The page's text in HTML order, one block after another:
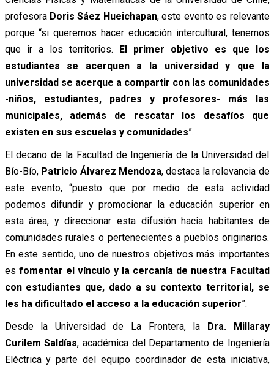
profesora Doris Sáez Hueichapan, este evento es relevante
porque “si queremos hacer educación intercultural, tenemos
que ir a los territorios. El primer objetivo es que los
estudiantes se acerquen a la universidad y que la
universidad se acerque a compartir con las comunidades
-niños, estudiantes, padres y profesores- más las
municipales, además de rescatar los desafíos que
existen en sus escuelas y comunidades”.
El decano de la Facultad de Ingeniería de la Universidad del
Bío-Bío, Patricio Álvarez Mendoza, destaca la relevancia de
este evento, “puesto que por medio de esta actividad
podemos difundir y promocionar la educación superior en
esta área, y direccionar esta difusión hacia habitantes de
comunidades rurales o pertenecientes a pueblos originarios.
En este sentido, uno de nuestros objetivos más importantes
es fomentar el vínculo y la cercanía de nuestra Facultad
con estudiantes que, dado a su contexto territorial, se
les ha dificultado el acceso a la educación superior”.
Desde la Universidad de La Frontera, la Dra. Millaray
Curilem Saldías, académica del Departamento de Ingeniería
Eléctrica y parte del equipo coordinador de esta iniciativa,